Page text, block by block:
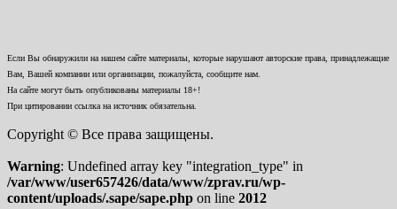
Если Вы обнаружили на нашем сайте материалы, которые нарушают авторские права, принадлежащие
Вам, Вашей компании или организации, пожалуйста, сообщите нам.
На сайте могут быть опубликованы материалы 18+!
При цитировании ссылка на источник обязательна.
Copyright © Все права защищены.
Warning: Undefined array key "integration_type" in
/var/www/user657426/data/www/zprav.ru/wp-
content/uploads/.sape/sape.php on line 2012